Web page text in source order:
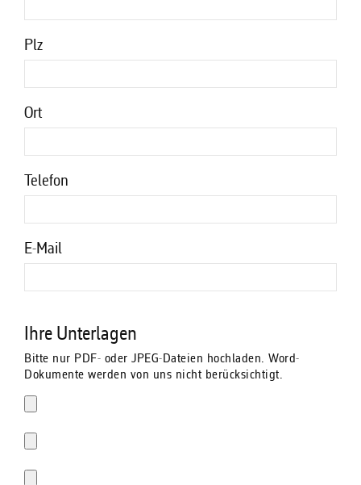
Plz
Ort
Telefon
E-Mail
Ihre Unterlagen
Bitte nur PDF- oder JPEG-Dateien hochladen. Word-
Dokumente werden von uns nicht berücksichtigt.